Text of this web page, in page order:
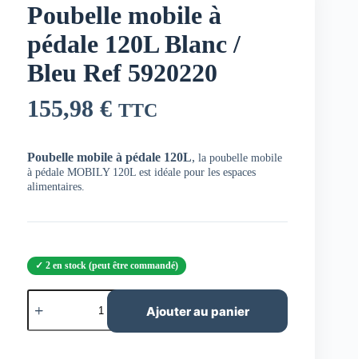
Poubelle mobile à
pédale 120L Blanc /
Bleu Ref 5920220
155,98 € TTC
Poubelle mobile à pédale 120L, la poubelle mobile
à pédale MOBILY 120L est idéale pour les espaces
alimentaires.
2 en stock (peut être commandé)
quantité
de
Ajouter au panier